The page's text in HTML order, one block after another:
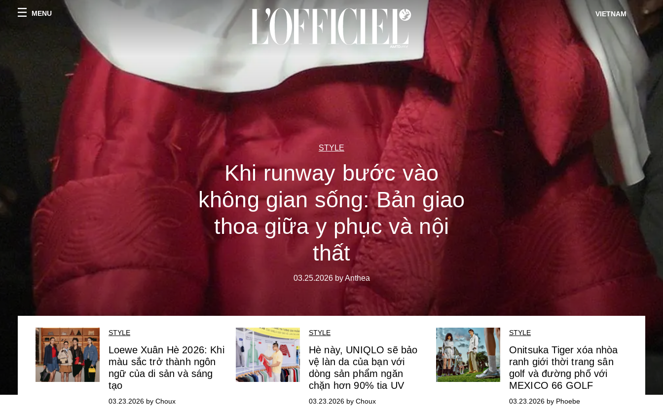
MENU VIETNAM
STYLE
Khi runway bước vào
không gian sống: Bản giao
thoa giữa y phục và nội
thất
03.25.2026 by Anthea
STYLE
Loewe Xuân Hè 2026: Khi
màu sắc trở thành ngôn
ngữ của di sản và sáng
tạo
03.23.2026 by Choux
STYLE
Hè này, UNIQLO sẽ bảo
vệ làn da của bạn với
dòng sản phẩm ngăn
chặn hơn 90% tia UV
03.23.2026 by Choux
STYLE
Onitsuka Tiger xóa nhòa
ranh giới thời trang sân
golf và đường phố với
MEXICO 66 GOLF
03.23.2026 by Phoebe